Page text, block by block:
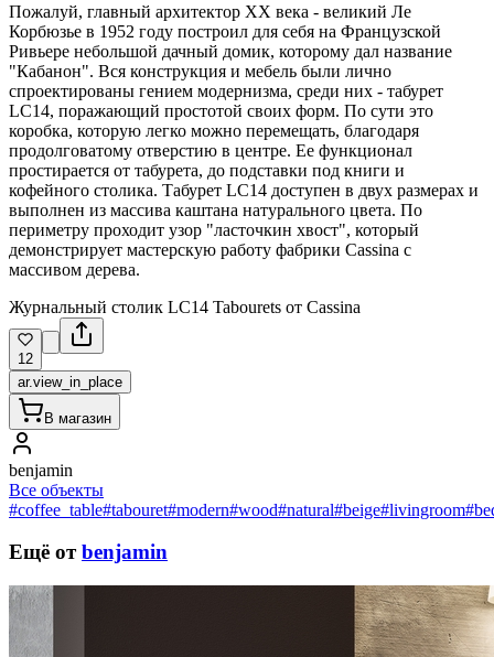
Пожалуй, главный архитектор XX века - великий Ле
Корбюзье в 1952 году построил для себя на Французской
Ривьере небольшой дачный домик, которому дал название
"Кабанон". Вся конструкция и мебель были лично
спроектированы гением модернизма, среди них - табурет
LC14, поражающий простотой своих форм. По сути это
коробка, которую легко можно перемещать, благодаря
продолговатому отверстию в центре. Ее функционал
простирается от табурета, до подставки под книги и
кофейного столика. Табурет LC14 доступен в двух размерах и
выполнен из массива каштана натурального цвета. По
периметру проходит узор "ласточкин хвост", который
демонстрирует мастерскую работу фабрики Cassina с
массивом дерева.
Журнальный столик LC14 Tabourets от Cassina
12
ar.view_in_place
В магазин
benjamin
Все объекты
#coffee_table#tabouret#modern#wood#natural#beige#livingroom
Ещё от benjamin